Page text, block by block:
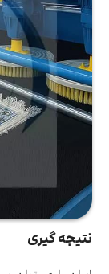
نتیجه گیری